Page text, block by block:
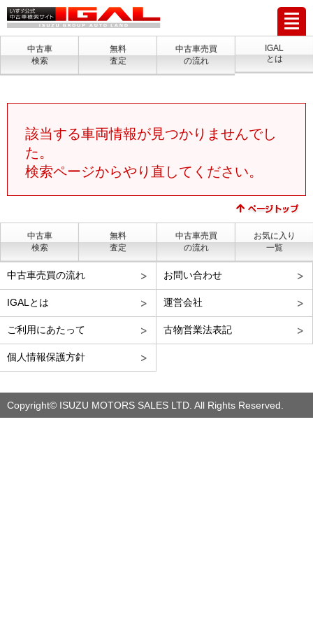
中古車
検索
無料
査定
中古車売買
の流れ
IGAL
とは
該当する車両情報が見つかりませんでし
た。
検索ページからやり直してください。
中古車
検索
無料
査定
中古車売買
の流れ
お気に入り
一覧
中古車売買の流れ お問い合わせ
IGALとは 運営会社
ご利用にあたって 古物営業法表記
個人情報保護方針
Copyright© ISUZU MOTORS SALES LTD. All Rights Reserved.